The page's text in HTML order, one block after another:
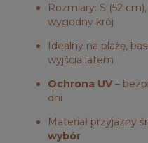
Rozmiary: S (52
wygodny krój
Idealny na plażę,
wyjścia latem
Ochrona UV–
dni
Materiał przyjazny
wybór